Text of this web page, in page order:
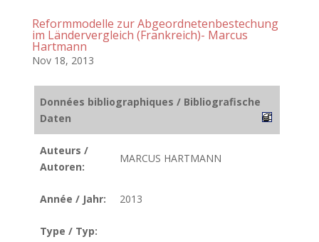
Reformmodelle zur Abgeordnetenbestechung
im Ländervergleich (Frankreich)- Marcus
Hartmann
Nov 18, 2013
Données bibliographiques / Bibliografische
Daten
Auteurs /
Autoren:
MARCUS HARTMANN
Année / Jahr: 2013
Type / Typ: